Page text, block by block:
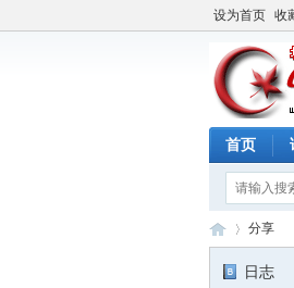
设为首页 收
首页
分享
日志